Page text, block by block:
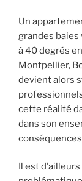
Un
grandes
à 40 degrés
Montpellier,
devient alors
cette réalité
dans son
Il est